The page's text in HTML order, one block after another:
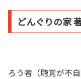
どんぐりの家
ろう者（聴覚が不